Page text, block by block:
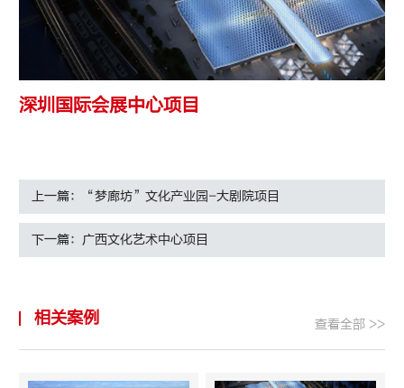
深圳国际会展中心项目
上一篇：“梦廊坊”文化产业园-大剧院项目
下一篇：广西文化艺术中心项目
相关案例 查看全部 >>